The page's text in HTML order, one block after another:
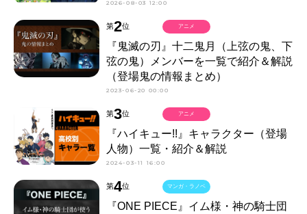
2026-08-03 12:00
第2位
『鬼滅の刃』十二鬼月（上弦の鬼、下
弦の鬼）メンバーを一覧で紹介＆解説
（登場鬼の情報まとめ）
2023-06-20 00:00
アニメ
第3位
『ハイキュー!!』キャラクター（登場
人物）一覧・紹介＆解説
2024-03-11 16:00
アニメ
第4位
『ONE PIECE』イム様・神の騎士団
マンガ・ラノベ